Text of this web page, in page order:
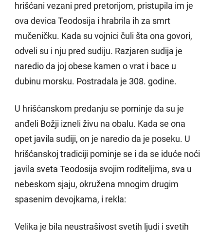
hrišćani vezani pred pretorijom, pristupila im je
ova devica Teodosija i hrabrila ih za smrt
mučeničku. Kada su vojnici čuli šta ona govori,
odveli su i nju pred sudiju. Razjaren sudija je
naredio da joj obese kamen o vrat i bace u
dubinu morsku. Postradala je 308. godine.
U hrišćanskom predanju se pominje da su je
anđeli Božji izneli živu na obalu. Kada se ona
opet javila sudiji, on je naredio da je poseku. U
hrišćanskoj tradiciji pominje se i da se iduće noći
javila sveta Teodosija svojim roditeljima, sva u
nebeskom sjaju, okružena mnogim drugim
spasenim devojkama, i rekla:
Velika je bila neustrašivost svetih ljudi i svetih